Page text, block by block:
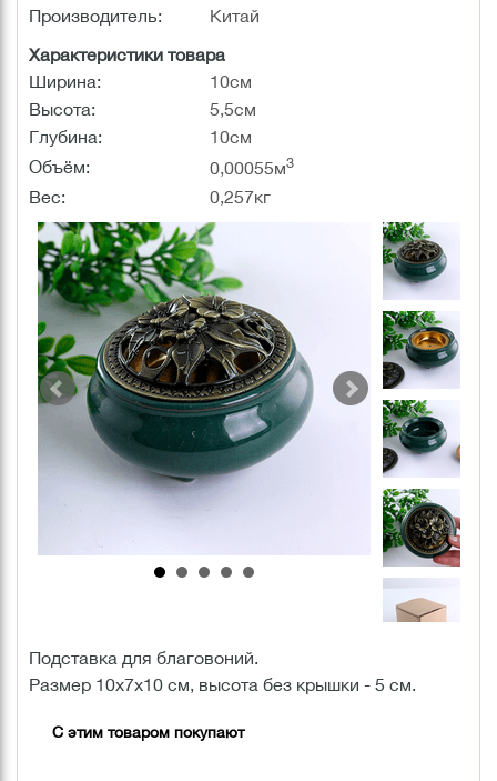
Производитель:
Китай
Характеристики товара
Ширина:
10см
Высота:
5,5см
Глубина:
10см
Объём:
0,00055м3
Вес: 0,257кг
Подставка для благовоний.
Размер 10х7х10 см, высота без крышки - 5 см.
С этим товаром покупают